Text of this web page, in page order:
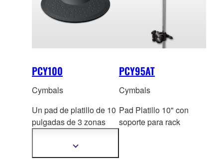
PCY100
Cymbals
Un pad de platillo de 10
pulgadas de 3 zonas
arco y campana) con
capacidad de "ahogo".
Mostrar
PCY95AT
Cymbals
Pad Platillo 10" con
soporte para rack